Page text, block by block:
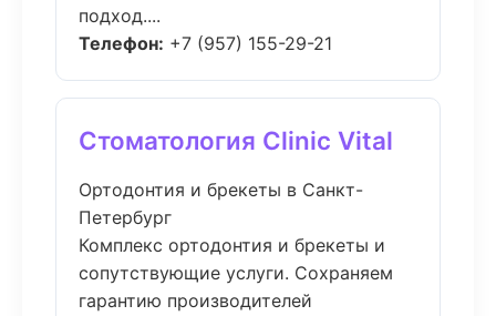
подход....
Телефон: +7 (957) 155-29-21
Стоматология Clinic Vital
Ортодонтия и брекеты в Санкт-
Петербург
Комплекс ортодонтия и брекеты и
сопутствующие услуги. Сохраняем
гарантию производителей